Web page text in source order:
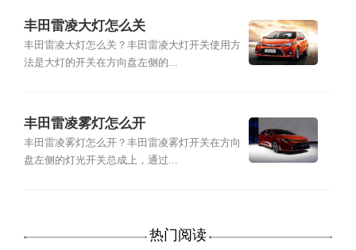
丰田雷凌大灯怎么关
丰田雷凌大灯怎么关？丰田雷凌大灯开关使用方
法是大灯的开关在方向盘左侧的...
丰田雷凌雾灯怎么开
丰田雷凌雾灯怎么开？丰田雷凌雾灯开关在方向
盘左侧的灯光开关总成上，通过...
热门阅读